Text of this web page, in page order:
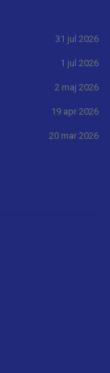
31 jul 2026
1 jul 2026
2 maj 2026
19 apr 2026
20 mar 2026